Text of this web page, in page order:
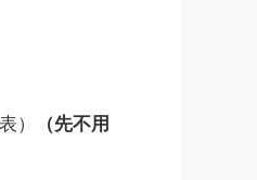
）
（先不用